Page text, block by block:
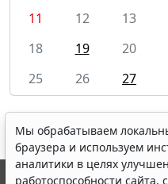
11
12 13
18
19 20
25
26 27
Мы обрабатываем
браузера и используем
аналитики в целях
работоспособности сайта,